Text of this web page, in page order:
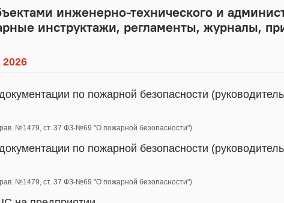
инженерно-технического и
инструктажи, регламенты, журналы,
по пожарной безопасности
№1479, ст. 37 ФЗ-№69 "О пожарной безопасности")
по пожарной безопасности
№1479, ст. 37 ФЗ-№69 "О пожарной безопасности")